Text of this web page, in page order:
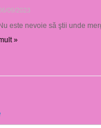
09/2023
este nevoie să ştii unde
»